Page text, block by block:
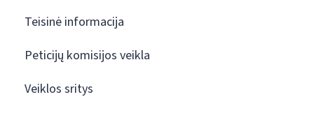
Teisinė informacija
Peticijų komisijos veikla
Veiklos sritys